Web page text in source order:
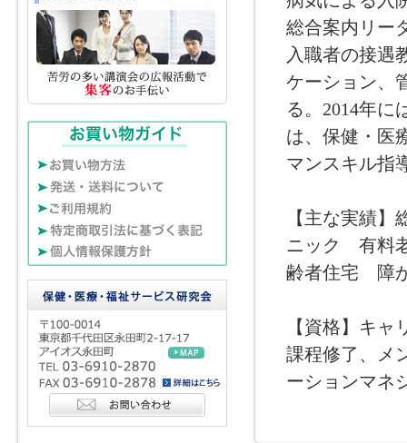
総合案内リー
入職者の接遇
ケーション、
る。2014年に
は、保健・医
マンスキル指
【主な実績
ニック 有料
齢者住宅 障
【資格】キ
課程修了、メ
ーションマネ